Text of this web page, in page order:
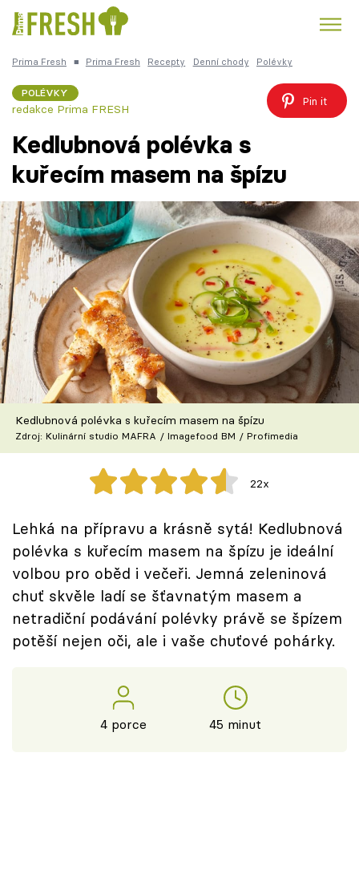
Česká kuchyně Čokoláda
Témata
Recepty
Články
TV Program
Škola vaření
Recepty z TV
Speciál: Cuketa
Těhotnej kuchař
Sledujte prima+
Přihlášení
Sledujte nás
Prima Fresh ■ Prima Fresh Recepty Denní chody Polévky
POLÉVKY
redakce Prima FRESH
Pin it
Kedlubnová polévka s
kuřecím masem na špízu
Kedlubnová polévka s kuřecím masem na špízu
Zdroj: Kulinární studio MAFRA / Imagefood BM / Profimedia
22x
Lehká na přípravu a krásně sytá! Kedlubnová
polévka s kuřecím masem na špízu je ideální
volbou pro oběd i večeři. Jemná zeleninová
chuť skvěle ladí se šťavnatým masem a
netradiční podávání polévky právě se špízem
potěší nejen oči, ale i vaše chuťové pohárky.
4 porce 45 minut